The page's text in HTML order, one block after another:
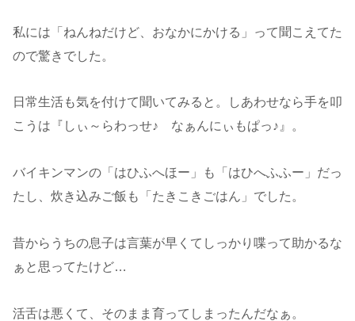
私には「ねんねだけど、おなかにかける」って聞こえてた
ので驚きでした。
日常生活も気を付けて聞いてみると。しあわせなら手を叩
こうは『しぃ～らわっせ♪ なぁんにぃもぱっ♪』。
バイキンマンの「はひふへほー」も「はひへふふー」だっ
たし、炊き込みご飯も「たきこきごはん」でした。
昔からうちの息子は言葉が早くてしっかり喋って助かるな
ぁと思ってたけど…
活舌は悪くて、そのまま育ってしまったんだなぁ。